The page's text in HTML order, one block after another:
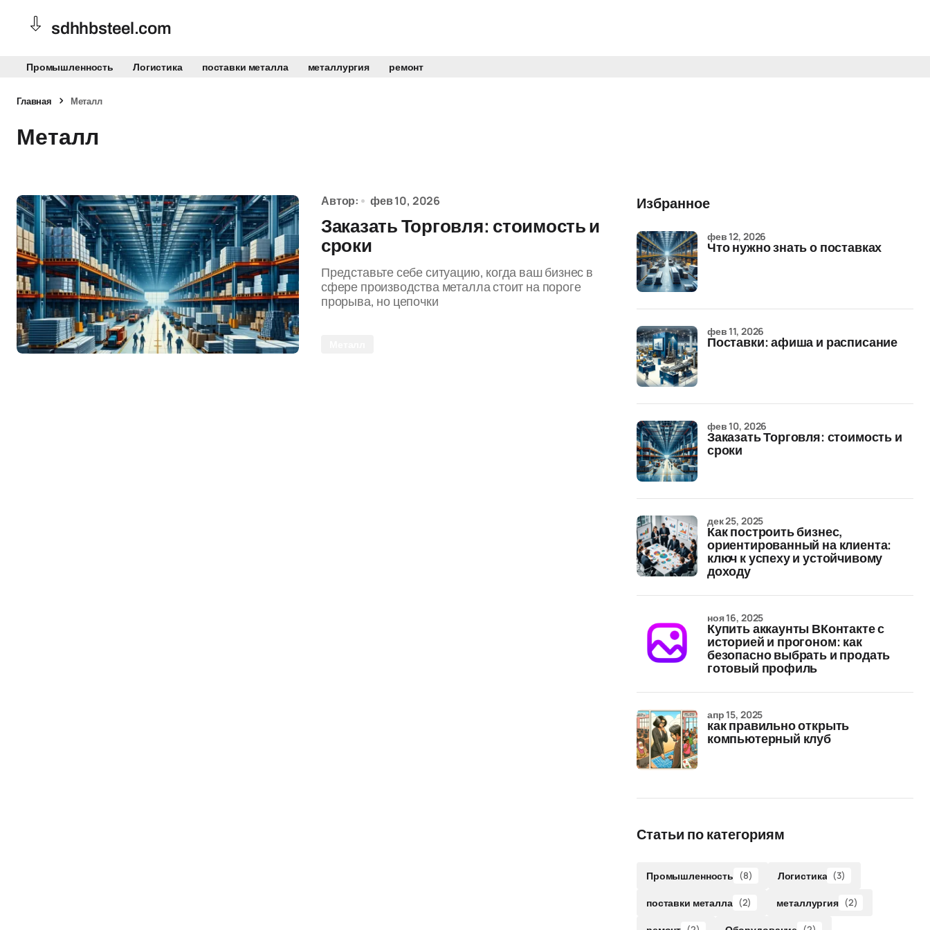
sdhhbsteel.com
Промышленность Логистика поставки металла металлургия ремонт
Главная Металл
Металл
Автор: фев 10, 2026
Заказать Торговля: стоимость и
сроки
Представьте себе ситуацию, когда ваш бизнес в
сфере производства металла стоит на пороге
прорыва, но цепочки
Избранное
Что нужно знать о поставках
фев 12, 2026
Поставки: афиша и расписание
фев 11, 2026
Заказать Торговля: стоимость и
сроки
фев 10, 2026
Как построить бизнес,
ориентированный на клиента:
ключ к успеху и устойчивому
доходу
дек 25, 2025
Купить аккаунты ВКонтакте с
историей и прогоном: как
безопасно выбрать и продать
готовый профиль
ноя 16, 2025
как правильно открыть
компьютерный клуб
апр 15, 2025
Статьи по категориям
Промышленность (8) Логистика (3)
поставки металла (2) металлургия (2)